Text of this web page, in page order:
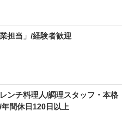
担当」/経験者歓迎
ンチ料理人/調理スタッフ・本格
間休日120日以上